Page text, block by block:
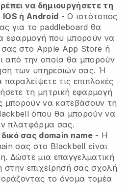
να δημιουργήσετε τη
ή Android -Ο ιστότοπος
για το paddleboard θα
εφαρμογή που μπορούν να
σας στο Apple App Store ή
από την οποία θα μπορούν
των υπηρεσιών σας. Ή
παραλείψετε τις επιπλοκές
τη μητρική εφαρμογή
μπορούν να κατεβάσουν τη
όπου θα μπορούν να
πλατφόρμα σας.
σας domain name- Η
σας στο Blackbell είναι
Δώστε μια επαγγελματική
στην επιχείρησή σας σχολή
το όνομα τομέα